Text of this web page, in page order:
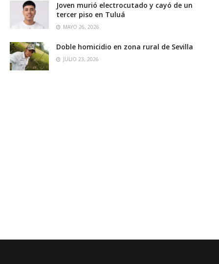
Joven murió electrocutado y cayó de un
tercer piso en Tuluá
MAYO 26, 2026
Doble homicidio en zona rural de Sevilla
JULIO 23, 2026